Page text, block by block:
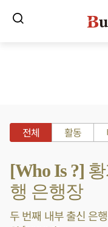
전체 활동
[Who Is ?]
행 은행장
두 번째 내부 출신 은